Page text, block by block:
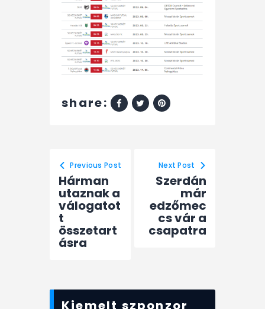
share:
Previous Post
Hárman
utaznak a
válogatot
t
összetart
ásra
Next Post
Szerdán
már
edzőmec
cs vár a
csapatra
Kiemelt szponzor